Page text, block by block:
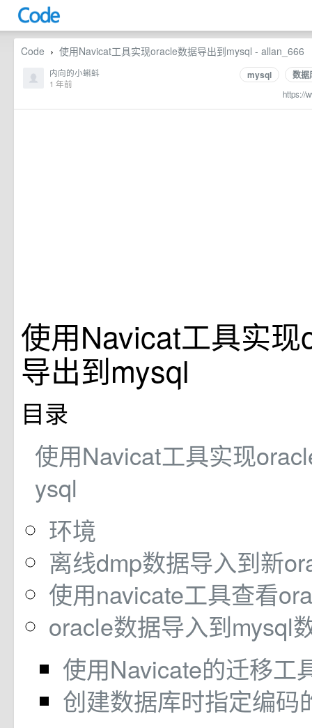
Code › 使用Navicat工具实现oracle数据导出到mysql - allan_666
mysql 数据
https://
内向的小蝌蚪
1 年前
使用Navicat工具实
导出到mysql
目录
使用Navicat工具实现
ysql
环境
离线dmp数据导入到新
使用navicate工具查看
oracle数据导入到mysql
使用Navicate的迁移工
创建数据库时指定编码